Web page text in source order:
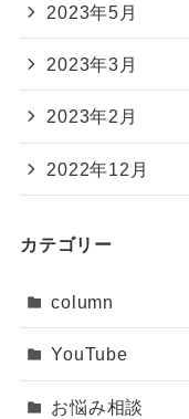
2023年5月
2023年3月
2023年2月
2022年12月
カテゴリー
column
YouTube
お悩み相談